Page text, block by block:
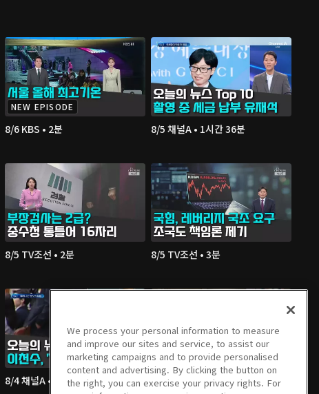
NEW EPISODE
8/6 KBS • 2분 8/5 채널A • 1시간 36분
8/5 TV조선 • 2분 8/5 TV조선 • 3분
8/4 채널A • 1시간 36분 8/4 JTBC • 2분
We process your personal information to measure
and improve our sites and service, to assist our
marketing campaigns and to provide personalised
content and advertising. By clicking the button on
the right, you can exercise your privacy rights. For